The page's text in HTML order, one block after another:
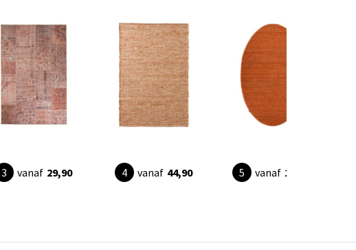
vanaf 29,90 vanaf 44,90 vanaf 189,90